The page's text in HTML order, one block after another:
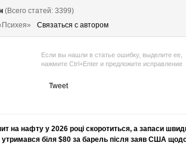
(Всего статей: 3399)
Связаться с автором
Если вы нашли в статье ошибку, выделите ее,
нажмите Ctrl+Enter и предложите исправление
Tweet
на нафту у 2026 році скоротиться, а запаси
утримався біля $80 за барель після заяв США